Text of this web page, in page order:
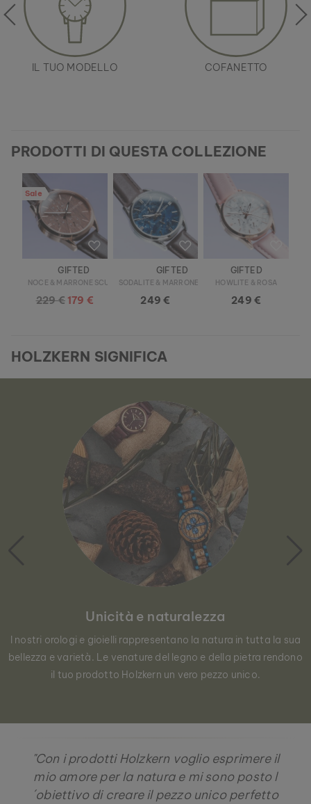
IL TUO MODELLO COFANETTO
PRODOTTI DI QUESTA COLLEZIONE
Sale
GIFTED
NOCE & MARRONE SCURO
229 €179 €
GIFTED
SODALITE & MARRONE SCURO
249 €
GIFTED
HOWLITE & ROSA
249 €
HOLZKERN SIGNIFICA
Unicità e naturalezza
I nostri orologi e gioielli rappresentano la natura in tutta la sua
bellezza e varietà. Le venature del legno e della pietra rendono
il tuo prodotto Holzkern un vero pezzo unico.
"Con i prodotti Holzkern voglio esprimere il
mio amore per la natura e mi sono posto l
´obiettivo di creare il pezzo unico perfetto